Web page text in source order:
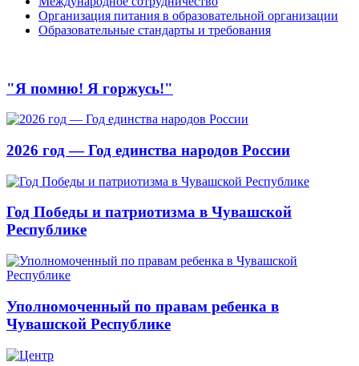
Организация питания в образовательной организации
Образовательные стандарты и требования
"Я помню! Я горжусь!"
2026 год — Год единства народов России
Год Победы и патриотизма в Чувашской
Республике
Уполномоченный по правам ребенка в
Чувашской Республике